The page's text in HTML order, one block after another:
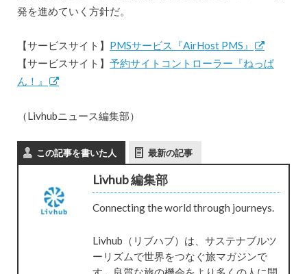
発を進めていく方針だ。
【サービスサイト】 PMSサービス『AirHost PMS』
【サービスサイト】 予約サイトコントローラー『ねっぱ
ん！』
（Livhubニュース編集部）
この記事を書いた人 最新の記事
Livhub 編集部
Connecting the world through journeys.
Livhub（リブハブ）は、サステナブルツ
ーリズムで世界をつなぐ旅マガジンで